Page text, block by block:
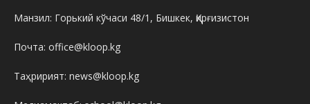
Манзил: Горький кўчаси 48/1, Бишкек, Қирғизистон
Почта: office@kloop.kg
Таҳририят: news@kloop.kg